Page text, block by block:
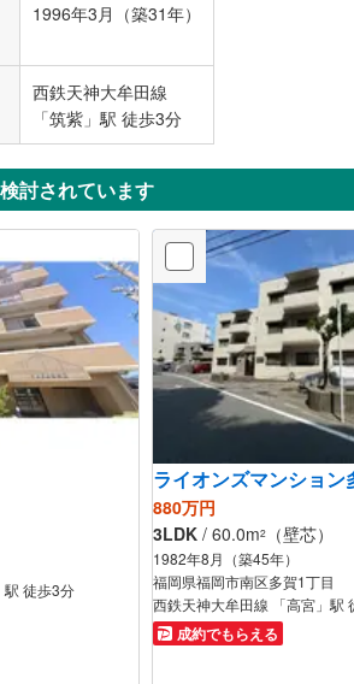
1996年3月（築31年）
西鉄天神大牟田線
「筑紫」駅 徒歩3分
討されています
駅 徒歩3分
ライオンズマンション
880万円
3LDK / 60.0m2 （壁芯）
1982年8月（築45年）
福岡県福岡市南区多賀1丁目
西鉄天神大牟田線 「高宮」駅
成約でもらえる